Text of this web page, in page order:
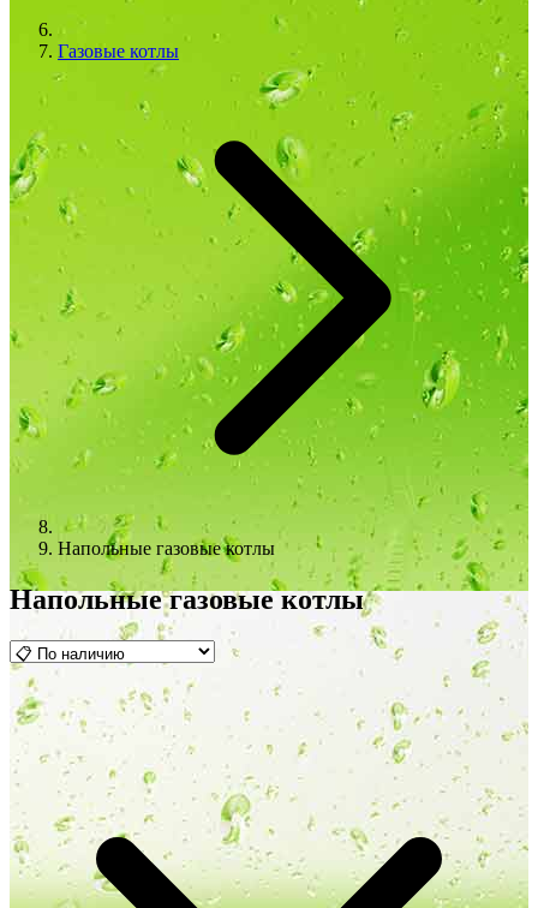
Газовые котлы
Напольные газовые котлы
Напольные газовые котлы